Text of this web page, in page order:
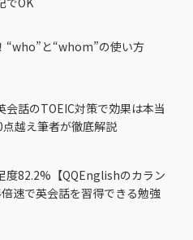
“who”と“whom”の使い方
会話のTOEIC対策で効果は本当
越え筆者が徹底解説
度82.2%【QQEnglishのカラン
速で英会話を習得できる勉強